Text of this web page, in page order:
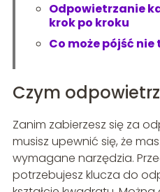
Odpowietrzanie
krok po kroku
Co może pójść nie
Czym
Zanim zabierzesz się za
musisz upewnić się, że
wymagane narzędzia.
potrzebujesz klucza do